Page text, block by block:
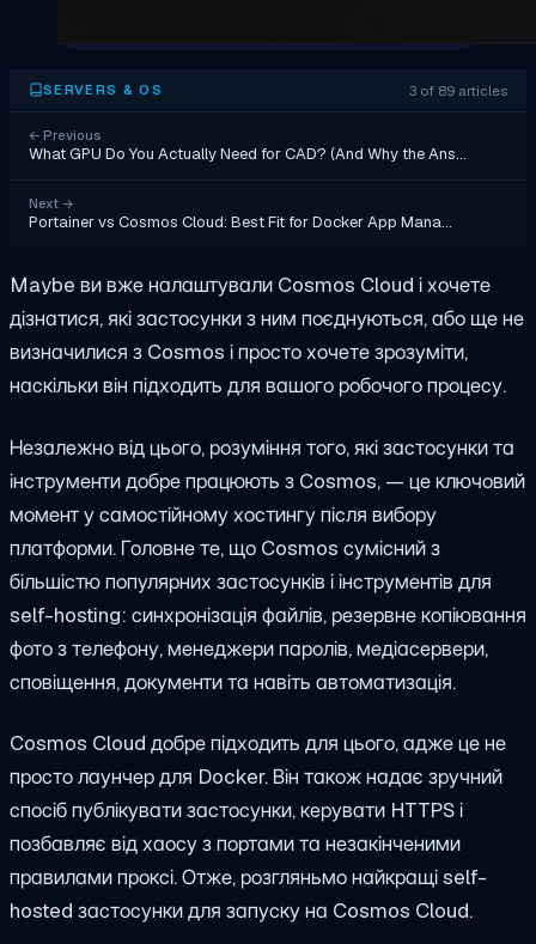
SERVERS & OS 3 of 89 articles
← Previous
What GPU Do You Actually Need for CAD? (And Why the Ans…
Next →
Portainer vs Cosmos Cloud: Best Fit for Docker App Mana…
Maybe ви вже налаштували Cosmos Cloud і хочете
дізнатися, які застосунки з ним поєднуються, або ще не
визначилися з Cosmos і просто хочете зрозуміти,
наскільки він підходить для вашого робочого процесу.
Незалежно від цього, розуміння того, які застосунки та
інструменти добре працюють з Cosmos, — це ключовий
момент у самостійному хостингу після вибору
платформи. Головне те, що Cosmos сумісний з
більшістю популярних застосунків і інструментів для
self-hosting: синхронізація файлів, резервне копіювання
фото з телефону, менеджери паролів, медіасервери,
сповіщення, документи та навіть автоматизація.
Cosmos Cloud добре підходить для цього, адже це не
просто лаунчер для Docker. Він також надає зручний
спосіб публікувати застосунки, керувати HTTPS і
позбавляє від хаосу з портами та незакінченими
правилами проксі. Отже, розгляньмо найкращі self-
hosted застосунки для запуску на Cosmos Cloud.